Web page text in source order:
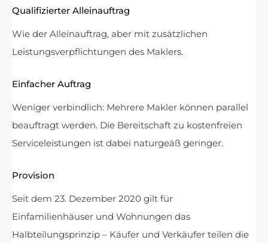
Qualifizierter Alleinauftrag
Wie der Alleinauftrag, aber mit zusätzlichen
Leistungsverpflichtungen des Maklers.
Einfacher Auftrag
Weniger verbindlich: Mehrere Makler können parallel
beauftragt werden. Die Bereitschaft zu kostenfreien
Serviceleistungen ist dabei naturgeäß geringer.
Provision
Seit dem 23. Dezember 2020 gilt für
Einfamilienhäuser und Wohnungen das
Halbteilungsprinzip – Käufer und Verkäufer teilen die